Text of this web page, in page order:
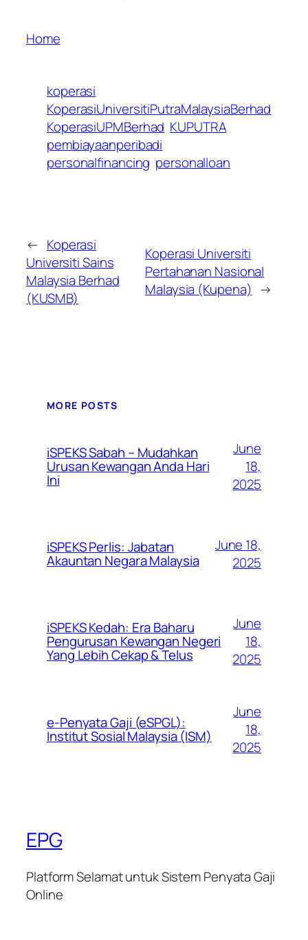
Home
koperasi
KoperasiUniversitiPutraMalaysiaBerhad
KoperasiUPMBerhad KUPUTRA
pembiayaanperibadi
personalfinancing personalloan
← Koperasi
Universiti Sains
Malaysia Berhad
(KUSMB)
Koperasi Universiti
Pertahanan Nasional
Malaysia (Kupena) →
MORE POSTS
iSPEKS Sabah – Mudahkan
Urusan Kewangan Anda Hari
Ini
June
18,
2025
iSPEKS Perlis: Jabatan
Akauntan Negara Malaysia
June 18,
2025
iSPEKS Kedah: Era Baharu
Pengurusan Kewangan Negeri
Yang Lebih Cekap & Telus
June
18,
2025
e-Penyata Gaji (eSPGL):
Institut Sosial Malaysia (ISM)
June
18,
2025
EPG
Platform Selamat untuk Sistem Penyata Gaji
Online